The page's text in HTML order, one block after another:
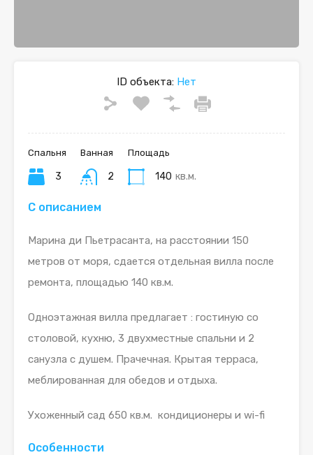
ID объекта: Нет
Спальня
3
Ванная
2
Площадь
140 кв.м.
С описанием
Марина ди Пьетрасанта, на расстоянии 150
метров от моря, сдается отдельная вилла после
ремонта, площадью 140 кв.м.
Одноэтажная вилла предлагает : гостиную со
столовой, кухню, 3 двухместные спальни и 2
санузла с душем. Прачечная. Крытая терраса,
меблированная для обедов и отдыха.
Ухоженный сад 650 кв.м. кондиционеры и wi-fi
Особенности